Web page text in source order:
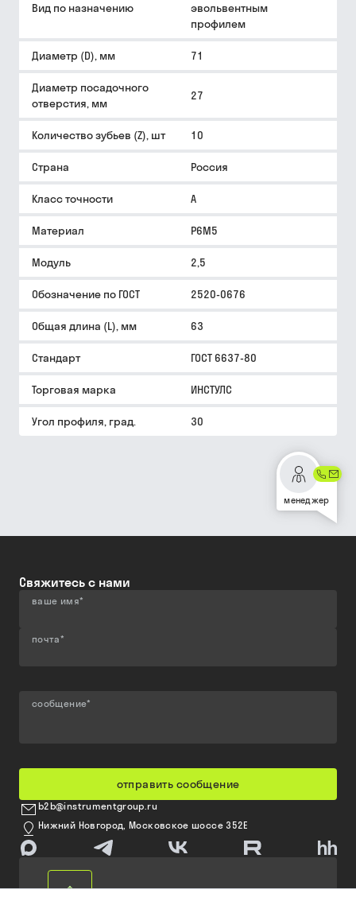
Вид по назначению
эвольвентным
профилем
Диаметр (D), мм 71
Диаметр посадочного
отверстия, мм
27
Количество зубьев (Z), шт 10
Страна Россия
Класс точности A
Материал Р6М5
Модуль 2,5
Обозначение по ГОСТ 2520-0676
Общая длина (L), мм 63
Стандарт ГОСТ 6637-80
Торговая марка ИНСТУЛС
Угол профиля, град. 30
менеджер
Свяжитесь с нами
ваше имя*
почта*
сообщение*
отправить сообщение
b2b@instrumentgroup.ru
Нижний Новгород, Московское шоссе 352Е